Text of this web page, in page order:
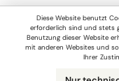
Diese Website benutzt
erforderlich sind und stets
Benutzung dieser Website
mit anderen Websites und
Ihrer